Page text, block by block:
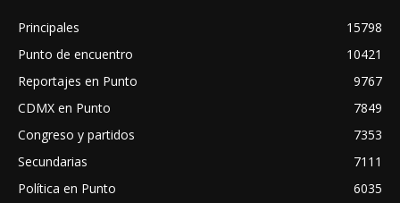
Principales
15798
Punto de encuentro
10421
Reportajes en Punto
9767
CDMX en Punto
7849
Congreso y partidos
7353
Secundarias
7111
Política en Punto
6035